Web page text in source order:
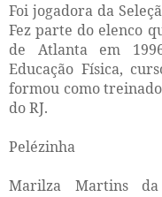
Foi jogadora da
Fez parte do elenco
de Atlanta em
Educação Física,
formou como
do RJ.
Pelézinha
Marilza Martins